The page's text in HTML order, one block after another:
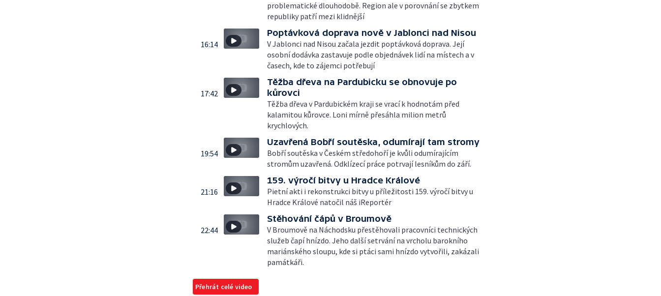
problematické dlouhodobě. Region ale v porovnání se zbytkem
republiky patří mezi klidnější
16:14
Poptávková doprava nově v Jablonci nad Nisou
V Jablonci nad Nisou začala jezdit poptávková doprava. Její
osobní dodávka zastavuje podle objednávek lidí na místech a v
časech, kde to zájemci potřebují
17:42
Těžba dřeva na Pardubicku se obnovuje po
kůrovci
Těžba dřeva v Pardubickém kraji se vrací k hodnotám před
kalamitou kůrovce. Loni mírně přesáhla milion metrů
krychlových.
19:54
Uzavřená Bobří soutěska, odumírají tam stromy
Bobří soutěska v Českém středohoří je kvůli odumírajícím
stromům uzavřená. Odklízecí práce potrvají lesníkům do září.
21:16
159. výročí bitvy u Hradce Králové
Pietní akti i rekonstrukci bitvy u příležitosti 159. výročí bitvy u
Hradce Králové natočil náš iReportér
22:44
Stěhování čápů v Broumově
V Broumově na Náchodsku přestěhovali pracovníci technických
služeb čapí hnízdo. Jeho další setrvání na vrcholu barokního
mariánského sloupu, kde si ptáci sami hnízdo vytvořili, zakázali
památkáři.
Přehrát celé video